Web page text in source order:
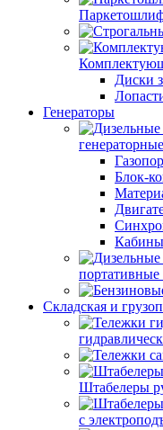
Диски
Генераторы
Блок-
портативные
Складская и
Штабелеры
с